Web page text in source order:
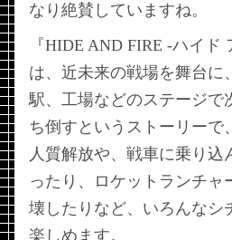
なり絶賛していますね。
『HIDE AND FIRE -ハイド
は、近未来の戦場を舞台に
駅、工場などのステージで
ち倒すというストーリーで
人質解放や、戦車に乗り込
ったり、ロケットランチャ
壊したりなど、いろんなシ
楽しめます。